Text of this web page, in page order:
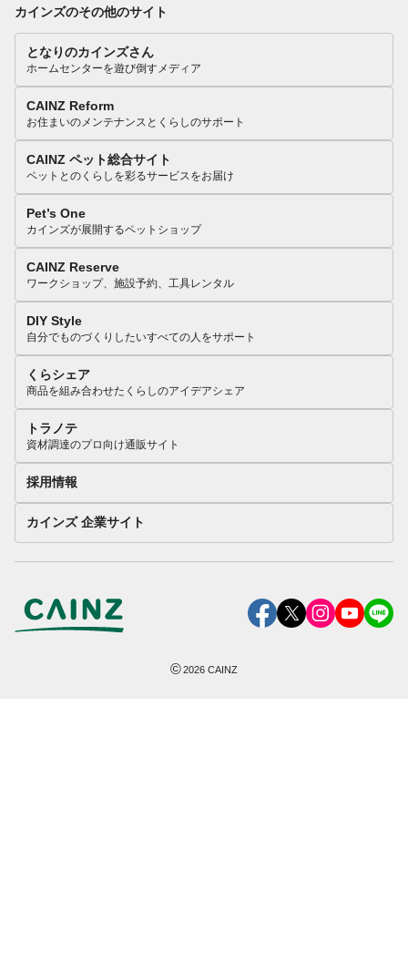
カインズのその他のサイト
となりのカインズさん
ホームセンターを遊び倒すメディア
CAINZ Reform
お住まいのメンテナンスとくらしのサポート
CAINZ ペット総合サイト
ペットとのくらしを彩るサービスをお届け
Pet’s One
カインズが展開するペットショップ
CAINZ Reserve
ワークショップ、施設予約、工具レンタル
DIY Style
自分でものづくりしたいすべての人をサポート
くらシェア
商品を組み合わせたくらしのアイデアシェア
トラノテ
資材調達のプロ向け通販サイト
採用情報
カインズ 企業サイト
©2026 CAINZ